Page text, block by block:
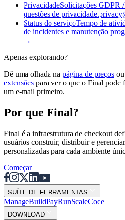
PrivacidadeSolicitações GDPR
questões de privacidade.
Status do serviçoTempo de
de incidentes e manutenção
→
Apenas explorando?
Dê uma olhada na página de preços
extensões para ver o que o Final pode
um e-mail primeiro.
Por que Final?
Final é a infraestrutura de checkout
usuários construir, distribuir e
personalizadas para cada ambiente
Começar
SUÍTE DE FERRAMENTAS
ManageBuildPayRunScaleCode
DOWNLOAD